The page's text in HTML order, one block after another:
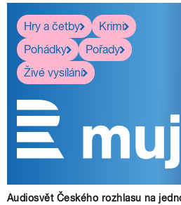
Hry a četby
Krimi
Pohádky
Pořady
Živé vysílání
Audiosvět Českého rozhlasu na